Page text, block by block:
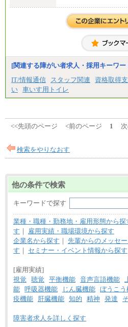
※上記を下限として勤
※試用期間中も給与に
月給17万7000円
理論年収212万4000
中途：
（1）
月給22万3000円～
想定年収410万円～
※試用期間中の給与に
月給17万7000円
理論年収212万4000
[関連する障がい者求人・採用キーワー
IT/情報通信
スタッフ関連 資格取得
い 車いす用トイレ
<<先頭のページ <前のページ 1
検索をやりなおす
他の条件で検索
キーワードで探す
業種・職種・勤務地・雇用形態から探
す ｜
雇用実績・職場環境から探す
企業名から探す ｜ 先輩からのメッセ
す ｜ セミナー・イベント情報から探す
[雇用実績]
視覚
聴覚 平衡機能 音声言語機能
能 呼吸器機能 じん臓機能 ぼうこう
疫機能
肝臓機能 知的 精神 発達
障害者求人を詳しく探す